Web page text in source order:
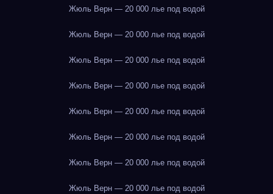
Жюль Верн — 20 000 лье под водой
Жюль Верн — 20 000 лье под водой
Жюль Верн — 20 000 лье под водой
Жюль Верн — 20 000 лье под водой
Жюль Верн — 20 000 лье под водой
Жюль Верн — 20 000 лье под водой
Жюль Верн — 20 000 лье под водой
Жюль Верн — 20 000 лье под водой